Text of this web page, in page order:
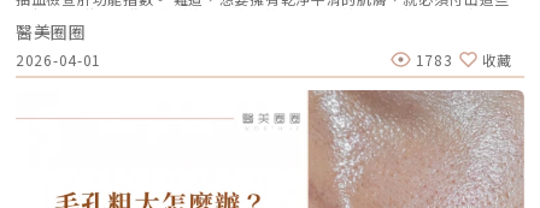
度明顯改善，效果可維持數月，期間因人而異，與個人膚質及保養習慣相
關。針對肌膚老化較嚴重的患者，醫師會提供客製化療程方案，確保治療成
效符合期待。為何完成完整療程後仍需定期補打？雖然Profhilo在第一年完
成三次療程後，可促進皮膚彈力蛋白的新生，但其成分會在體內逐漸代謝，
約在施打後28天開始減少。儘管如此，Profhilo所啟動的生物刺激作用能持
續約3個月左右。隨著時間流逝，皮膚的保濕度與細胞活化功能會逐漸降
低，肌膚質感可能回復至治療前的狀態。加上年齡增長與環境壓力，皮膚細
胞活力下降，因此建議每3至4個月進行一次補打，持續激活肌膚，維持年輕
健康。一項針對40至65歲受試者的研究顯示，接受兩次Profhilo注射（間
隔30天）後，在1個月與4個月的評估中，皮膚彈性與保濕度均有顯著提
升，且效果可維持至少4個月。受試者自我評估亦反映皺紋減少、肌膚更緊
緻，印證持續治療的重要性。（參考來源：Sparavigna et al., 2022）璞
塊肉，或是出現明顯的雙下巴。這類族群除了筋膜拉提，還需要美音二代對
脂肪組織產生的微熱效應來進行收斂，收緊鬆贅組織，恢復線條的俐落感。
三、 關於痛感與效果：二代真的不一樣嗎？「醫師，聽說美國音波非常
痛，是真的嗎？」這是許多客人心中的陰影。的確，第一代美國音波因其能
量輸出極為強悍扎實，對某些痛感較敏感的客人來說確實是一大挑戰。但
Ultherapy Prime（美音二代）在 2026 年能被醫美圈推崇，關鍵就在於它
大幅優化了「舒適度」。3.1 減痛技術的優化美音二代優化了能量輸出的波
型與頻率，使熱能釋放更加穩定均勻。在臨床操作中，我發現客人的耐受度
顯著提升，不再需要像早期那樣「痛到想哭」。 見效時間：治療當下因組
織受熱收縮，會有 10-20% 的即時拉提感。真正的巔峰效果會在術後 2–3
個月，隨著膠原蛋白的大量新生，輪廓會日益清晰。 維持時間：在規律的
生活作息下，一次優良的治療效果可維持 12–18 個月。四、 蔡醫師的減齡
代價嗎？ 隨著醫學美容科技的進步，抗痘治療終於迎來了劃時代的突破。
全球首款獲得美國 FDA 認證，專門針對「皮脂腺」進行治療的 AviClear 戰
痘雷射 正式問世。它主打不需依賴藥物、無嚴重副作用，透過專利
1726nm 波長雷射，從根源「關閉」過度活躍的皮脂腺。 這篇文章將帶你
全面深入了解 AviClear 戰痘雷射的作用原理、與傳統治療的差異、療程細
節以及真實的術後效果，幫助你評估這項抗痘黑科技是否適合自己。為什麼
痘痘總是反覆發作？看懂萬惡之源「皮脂腺」在認識 AviClear 戰痘雷射之
前，我們必須先了解痘痘（痤瘡）究竟是怎麼形成。青春痘的生成機制主要
包含四大關鍵： 皮脂分泌過盛：受到賀爾蒙、壓力、飲食或基因影響，皮
脂腺製造出過多的油脂。 毛囊角化異常：老廢角質無法正常代謝，與油脂
混合後堵塞毛孔，形成粉刺。 痤瘡桿菌增生：堵塞的無氧毛孔成為痤瘡桿
菌（C. acnes）的溫床，細菌大量繁殖。 發炎反應：細菌代謝物引發免疫
醫美圈圈
2026-04-01 1783 收藏